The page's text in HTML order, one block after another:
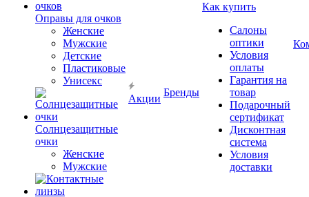
Оправы для очков
Женские
Мужские
Детские
Пластиковые
Унисекс
Солнцезащитные
очки
Женские
Мужские
Акции
Бренды
Как купить
Салоны
оптики
Условия
оплаты
Гарантия на
товар
Подарочный
сертификат
Дисконтная
система
Условия
доставки